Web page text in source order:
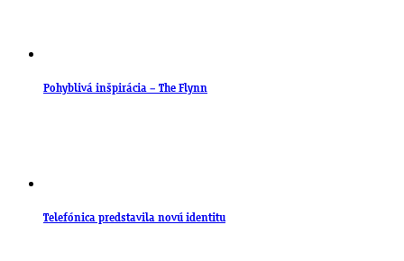
Pohyblivá inšpirácia – The Flynn
Telefónica predstavila novú identitu